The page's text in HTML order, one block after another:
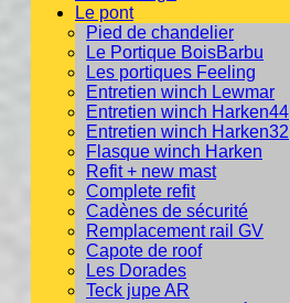
Le pont
Pied de chandelier
Le Portique BoisBarbu
Les portiques Feeling
Entretien winch Lewmar
Entretien winch Harken44
Entretien winch Harken32
Flasque winch Harken
Refit + new mast
Complete refit
Cadènes de sécurité
Remplacement rail GV
Capote de roof
Les Dorades
Teck jupe AR